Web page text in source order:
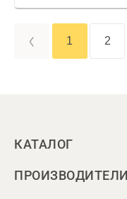
1 2
КАТАЛОГ
ПРОИЗВОДИТЕЛИ